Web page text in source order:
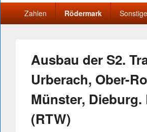
Primäres
Menü Zahlen Rödermark
Ausbau der S2.
Urberach, Ober-
Münster,
(RTW)